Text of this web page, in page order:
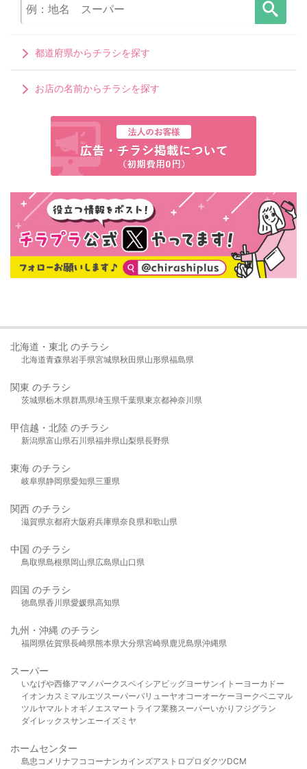
都道府県からチラシを探す
お店の名前からチラシを探す
北海道・東北 のチラシ
北海道青森県岩手県宮城県秋田県山形県福島県
関東 のチラシ
茨城県栃木県群馬県埼玉県千葉県東京都神奈川県
甲信越・北陸 のチラシ
新潟県富山県石川県福井県山梨県長野県
東海 のチラシ
岐阜県静岡県愛知県三重県
関西 のチラシ
滋賀県京都府大阪府兵庫県奈良県和歌山県
中国 のチラシ
鳥取県島根県岡山県広島県山口県
四国 のチラシ
徳島県香川県愛媛県高知県
九州・沖縄 のチラシ
福岡県佐賀県長崎県熊本県大分県宮崎県鹿児島県沖縄県
スーパー
いなげや西條アマノパークスベイシア ビッグヨーサンイトーヨーカドー
イオンカスミ マルエツスーパーバリューヤオコーオーケー ヨークベニマル
ツルヤマルト オギノ エスマート ライフ業務スーパーいかり フジグラン
ダイレックスサンエーイズミヤ
ホームセンター
島忠 コメリ ナフコ コーナンカインズアストロプロダクツDCM